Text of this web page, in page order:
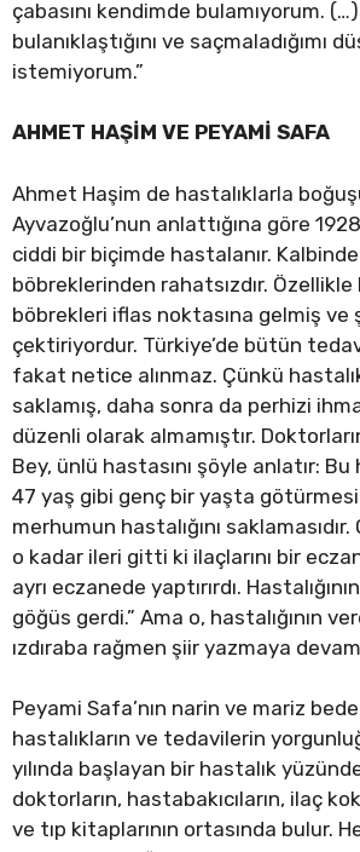
çabasını kendimde bulamıyorum.
bulanıklaştığını ve saçmaladığımı
istemiyorum.”
AHMET HAŞİM VE PEYAMİ SAFA
Ahmet Haşim de hastalıklarla
Ayvazoğlu’nun anlattığına göre
ciddi bir biçimde hastalanır.
böbreklerinden rahatsızdır.
böbrekleri iflas noktasına gelmiş ve
çektiriyordur. Türkiye’de bütün
fakat netice alınmaz. Çünkü
saklamış, daha sonra da perhizi
düzenli olarak almamıştır.
Bey, ünlü hastasını şöyle anlatır: Bu
47 yaş gibi genç bir yaşta
merhumun hastalığını
o kadar ileri gitti ki ilaçlarını bir
ayrı eczanede yaptırırdı.
göğüs gerdi.” Ama o, hastalığının
ızdıraba rağmen şiir yazmaya
Peyami Safa’nın narin ve mariz
hastalıkların ve tedavilerin
yılında başlayan bir hastalık
doktorların, hastabakıcıların, ilaç
ve tıp kitaplarının ortasında bulur.